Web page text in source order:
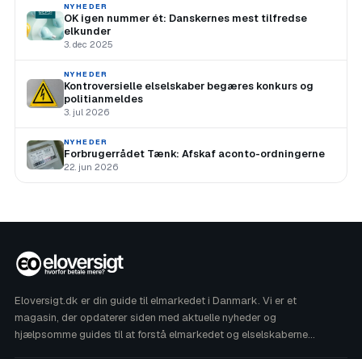
NYHEDER
OK igen nummer ét: Danskernes mest tilfredse
elkunder
3. dec 2025
NYHEDER
Kontroversielle elselskaber begæres konkurs og
politianmeldes
3. jul 2026
NYHEDER
Forbrugerrådet Tænk: Afskaf aconto-ordningerne
22. jun 2026
Eloversigt.dk er din guide til elmarkedet i Danmark. Vi er et
magasin, der opdaterer siden med aktuelle nyheder og
hjælpsomme guides til at forstå elmarkedet og elselskaberne